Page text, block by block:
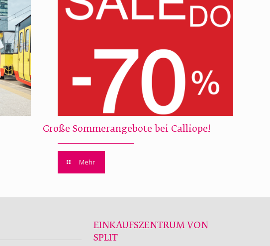
Große Sommerangebote bei Calliope!
Mehr
EINKAUFSZENTRUM VON
SPLIT